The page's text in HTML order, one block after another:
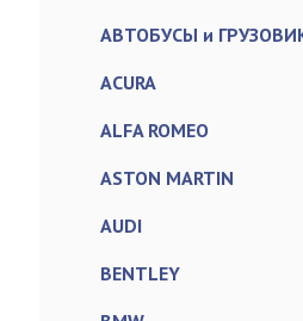
АВТОБУСЫ и
ACURA
ALFA ROMEO
ASTON MARTIN
AUDI
BENTLEY